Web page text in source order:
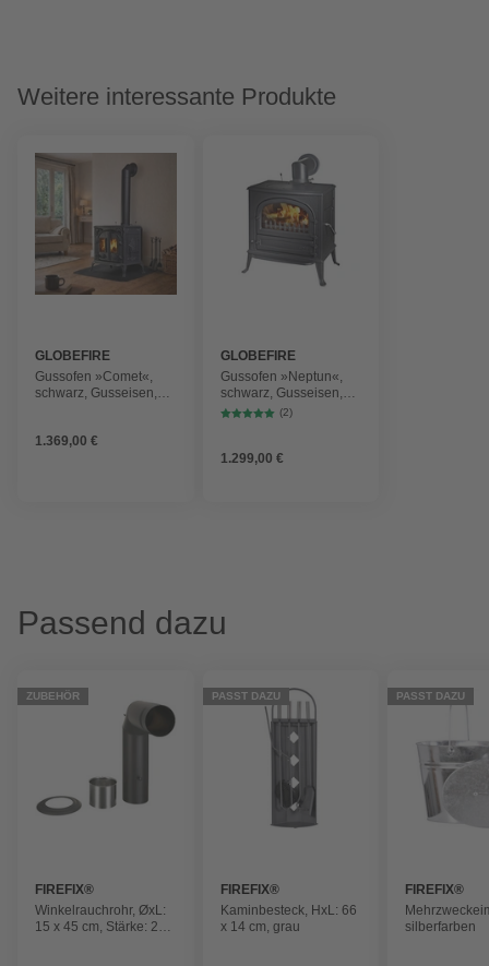
Weitere interessante Produkte
GLOBEFIRE
Gussofen »Comet«,
schwarz, Gusseisen,
1.369,00 €
GLOBEFIRE
Gussofen »Neptun«,
schwarz, Gusseisen,
9,2 kW
(2)
1.299,00 €
Passend dazu
ZUBEHÖR
FIREFIX®
Winkelrauchrohr, ØxL:
15 x 45 cm, Stärke: 2
PASST DAZU
FIREFIX®
Kaminbesteck, HxL: 66
x 14 cm, grau
PASST DAZU
FIREFIX®
silberfarben